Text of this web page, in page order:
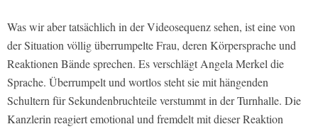
Was wir aber tatsächlich in der Videosequenz sehen, ist eine von
der Situation völlig überrumpelte Frau, deren Körpersprache und
Reaktionen Bände sprechen. Es verschlägt Angela Merkel die
Sprache. Überrumpelt und wortlos steht sie mit hängenden
Schultern für Sekundenbruchteile verstummt in der Turnhalle. Die
Kanzlerin reagiert emotional und fremdelt mit dieser Reaktion